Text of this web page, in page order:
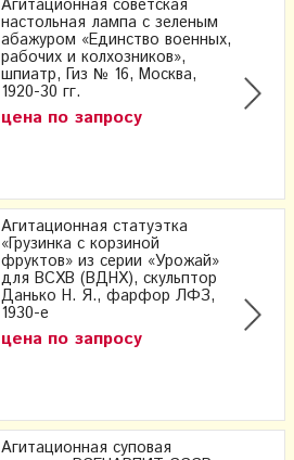
Агитационная советская
настольная лампа с зеленым
абажуром «Единство военных,
рабочих и колхозников»,
шпиатр, Гиз № 16, Москва,
1920-30 гг.
цена по запросу
Агитационная статуэтка
«Грузинка с корзиной
фруктов» из серии «Урожай»
для ВСХВ (ВДНХ), скульптор
Данько Н. Я., фарфор ЛФЗ,
1930-е
цена по запросу
Агитационная суповая